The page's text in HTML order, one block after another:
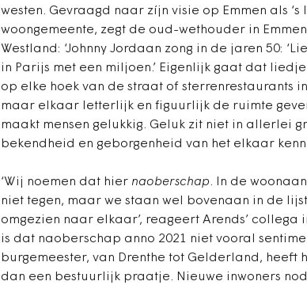
westen. Gevraagd naar zíjn visie op Emmen als
woongemeente, zegt de oud-wethouder in
Westland: ‘Johnny Jordaan zong in de jaren 50:
in Parijs met een miljoen.’ Eigenlijk gaat dat
op elke hoek van de straat of sterrenrestaurants
maar elkaar letterlijk en figuurlijk de ruimte
maakt mensen gelukkig. Geluk zit niet in allerlei
bekendheid en geborgenheid van het elkaar
‘Wij noemen dat hier naoberschap. In de
niet tegen, maar we staan wel bovenaan in de
omgezien naar elkaar’, reageert Arends’ collega
is dat naoberschap anno 2021 niet vooral
burgemeester, van Drenthe tot Gelderland, heeft
dan een bestuurlijk praatje. Nieuwe inwoners